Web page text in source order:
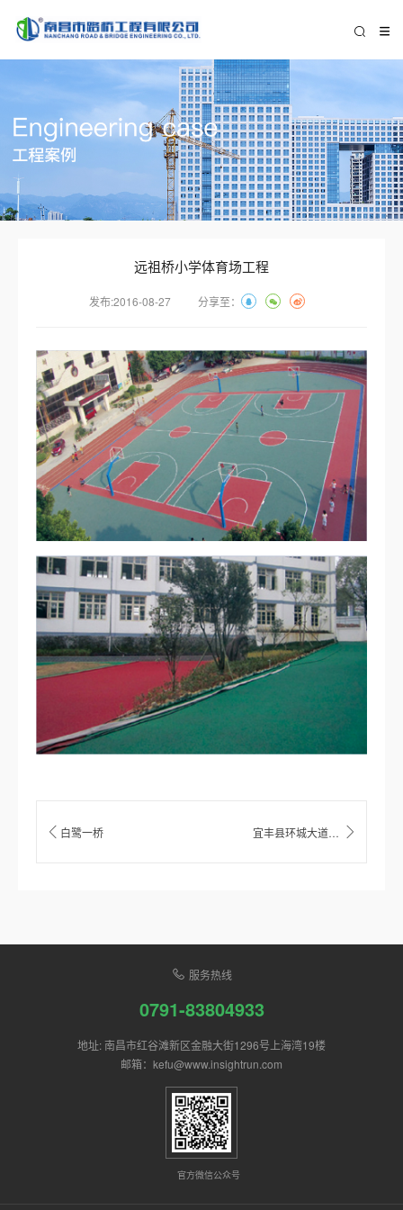
远祖桥小学体育场工程
发布:2016-08-27 分享至：
白鹭一桥 宜丰县环城大道、知青路绿化工程
服务热线
0791-83804933
地址: 南昌市红谷滩新区金融大街1296号上海湾19楼
邮箱：kefu@www.insightrun.com
官方微信公众号